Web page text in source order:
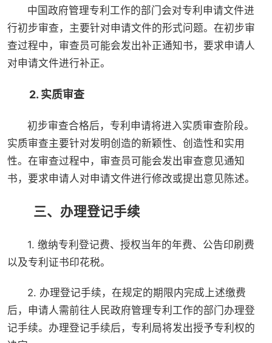
中国政府管理专利工作的部门会对专利申请文件进
行初步审查，主要针对申请文件的形式问题。在初步审
查过程中，审查员可能会发出补正通知书，要求申请人
对申请文件进行补正。
2. 实质审查
初步审查合格后，专利申请将进入实质审查阶段。
实质审查主要针对发明创造的新颖性、创造性和实用
性。在审查过程中，审查员可能会发出审查意见通知
书，要求申请人对申请文件进行修改或提出意见陈述。
三、办理登记手续
1. 缴纳专利登记费、授权当年的年费、公告印刷费
以及专利证书印花税。
2. 办理登记手续，在规定的期限内完成上述缴费
后，申请人需前往人民政府管理专利工作的部门办理登
记手续。办理登记手续后，专利局将发出授予专利权的